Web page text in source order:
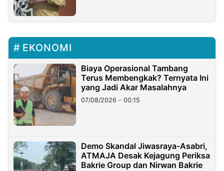
EKONOMI
Biaya Operasional Tambang
Terus Membengkak? Ternyata Ini
yang Jadi Akar Masalahnya
07/08/2026 - 00:15
Demo Skandal Jiwasraya-Asabri,
ATMAJA Desak Kejagung Periksa
Bakrie Group dan Nirwan Bakrie